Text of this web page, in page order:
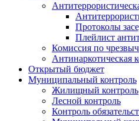
Протоколы
Плейлист
Комиссия по
Антинаркотическая
Открытый бюджет
Муниципальный контроль
Жилищный контроль
Лесной контроль
Контроль